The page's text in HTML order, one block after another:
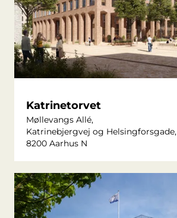
Katrinetorvet
Møllevangs Allé,
Katrinebjergvej og Helsingforsgade,
8200 Aarhus N